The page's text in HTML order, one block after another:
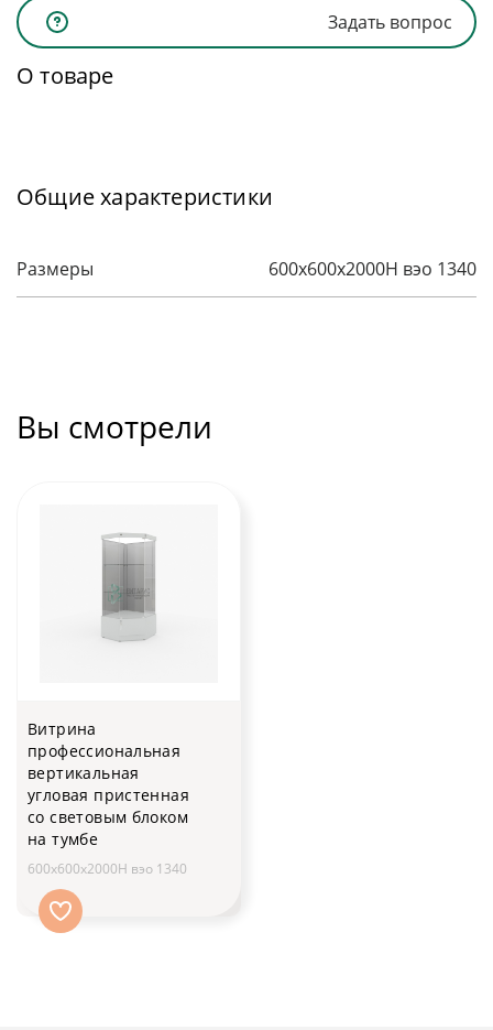
Задать вопрос
О товаре
Общие характеристики
Размеры 600x600x2000H вэо 1340
Вы смотрели
Витрина
профессиональная
вертикальная
угловая пристенная
со световым блоком
на тумбе
600x600x2000H вэо 1340